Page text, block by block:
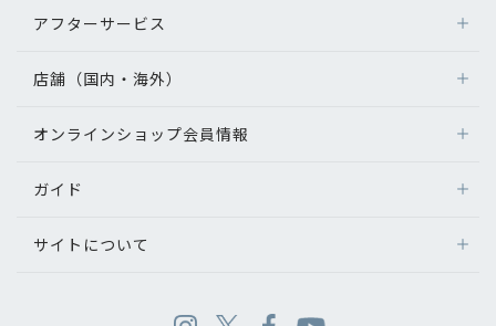
アフターサービス
店舗（国内・海外）
オンラインショップ会員情報
ガイド
サイトについて